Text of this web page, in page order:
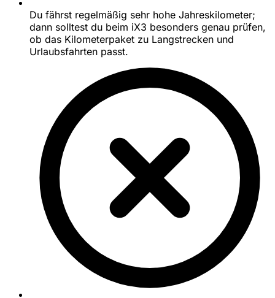
Du fährst regelmäßig sehr hohe Jahreskilometer;
dann solltest du beim iX3 besonders genau prüfen,
ob das Kilometerpaket zu Langstrecken und
Urlaubsfahrten passt.